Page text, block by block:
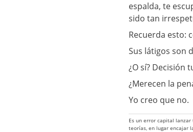
espalda, te
sido tan
Recuerda esto:
Sus látigos son
¿O sí? Decisión
¿Merecen la
Yo creo que no.
Es un error capital
teorías, en lugar encajar